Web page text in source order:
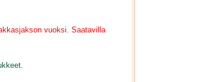
vuoksi. Saatavilla